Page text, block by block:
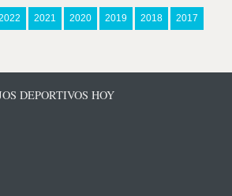
2021 2020 2019 2018 2017
DEPORTIVOS HOY